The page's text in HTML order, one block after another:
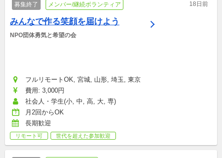
募集終了 メンバー/継続ボランティア 18日前
みんなで作る笑顔を届けよう
NPO団体勇気と希望の会
フルリモートOK, 宮城, 山形, 埼玉, 東京
費用: 3,000円
社会人・学生(小, 中, 高, 大, 専)
月2回からOK
長期歓迎
リモート可 世代を超えた参加歓迎